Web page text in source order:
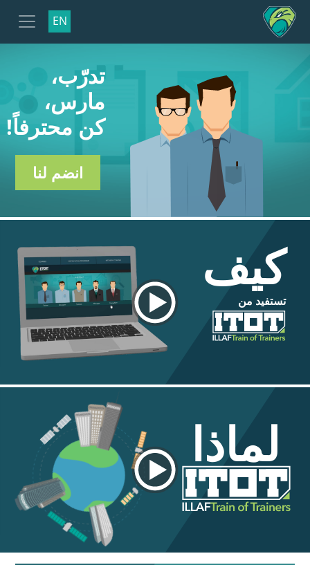
EN
انضم لنا
تدرّب،
مارس،
كن محترفاً!
كيف
تستفيد من
لماذا